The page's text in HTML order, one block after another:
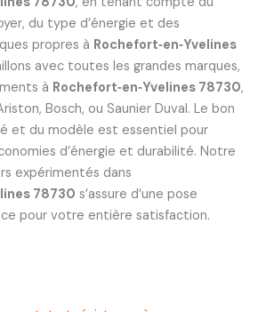
du type d’énergie et des
propres à Rochefort‑en‑Yvelines
avec toutes les grandes marques,
à Rochefort‑en‑Yvelines 78730,
Bosch, ou Saunier Duval. Le bon
et du modèle est essentiel pour
d’énergie et durabilité. Notre
expérimentés dans
78730 s’assure d’une pose
pour votre entière satisfaction.